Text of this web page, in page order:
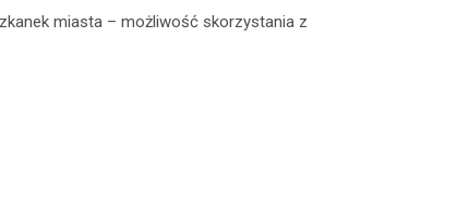
miasta – możliwość skorzystania z